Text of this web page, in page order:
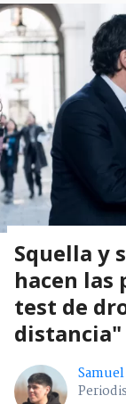
Squella y
hacen las
test de
distancia"